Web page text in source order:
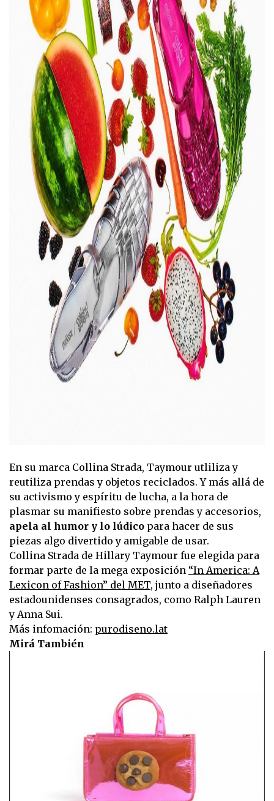
En su marca Collina Strada, Taymour utliliza y
reutiliza prendas y objetos reciclados. Y más allá de
su activismo y espíritu de lucha, a la hora de
plasmar su manifiesto sobre prendas y accesorios,
apela al humor y lo lúdico para hacer de sus
piezas algo divertido y amigable de usar.
Collina Strada de Hillary Taymour fue elegida para
formar parte de la mega exposición “In America: A
Lexicon of Fashion” del MET, junto a diseñadores
estadounidenses consagrados, como Ralph Lauren
y Anna Sui.
Más infomación: purodiseno.lat
Mirá También